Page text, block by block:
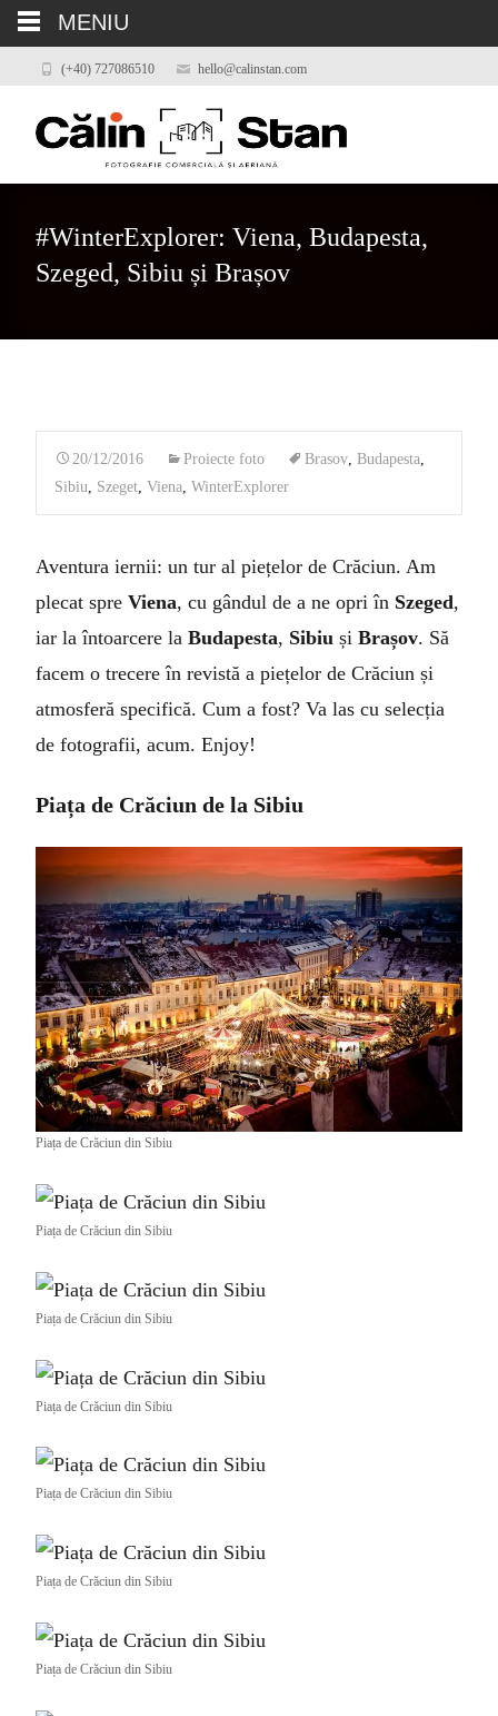
(+40) 727086510 hello@calinstan.com
#WinterExplorer: Viena, Budapesta,
Szeged, Sibiu și Brașov
20/12/2016 Proiecte foto Brasov, Budapesta,
Sibiu, Szeget, Viena, WinterExplorer
Aventura iernii: un tur al piețelor de Crăciun. Am
plecat spre Viena, cu gândul de a ne opri în Szeged,
iar la întoarcere la Budapesta, Sibiu și Brașov. Să
facem o trecere în revistă a piețelor de Crăciun și
atmosferă specifică. Cum a fost? Va las cu selecția
de fotografii, acum. Enjoy!
Piața de Crăciun de la Sibiu
Piața de Crăciun din Sibiu
Piața de Crăciun din Sibiu
Piața de Crăciun din Sibiu
Piața de Crăciun din Sibiu
Piața de Crăciun din Sibiu
Piața de Crăciun din Sibiu
Piața de Crăciun din Sibiu
MENIU